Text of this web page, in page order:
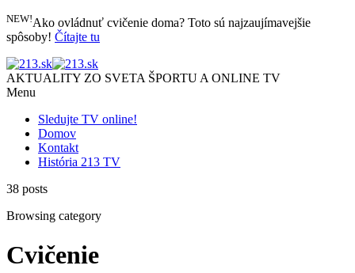
NEW!Ako ovládnuť cvičenie doma? Toto sú najzaujímavejšie
spôsoby! Čítajte tu
AKTUALITY ZO SVETA ŠPORTU A ONLINE TV
Menu
Sledujte TV online!
Domov
Kontakt
História 213 TV
38 posts
Browsing category
Cvičenie